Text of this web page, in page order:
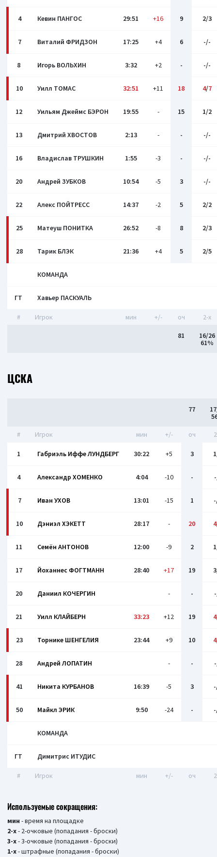
4 Кевин ПАНГОС 29:51 +16 9 2/3
7 Виталий ФРИДЗОН 17:25 +4 6 -/-
8 Игорь ВОЛЬХИН 3:32 +2 - -/-
10 Уилл ТОМАС 32:51 +11 18 4/7
12 Уильям Джеймс БЭРОН 19:55 - 15 1/2
13 Дмитрий ХВОСТОВ 2:13 - - -/-
16 Владислав ТРУШКИН 1:55 -3 - -/-
20 Андрей ЗУБКОВ 10:54 -5 3 -/-
22 Алекс ПОЙТРЕСС 14:37 -2 5 2/2
25 Матеуш ПОНИТКА 26:52 -8 8 2/3
28 Тарик БЛЭК 21:36 +4 5 2/5
КОМАНДА
ГТ Хавьер ПАСКУАЛЬ
# Игрок мин +/- оч 2-x
81
16/26
61%
ЦСКА
77
# Игрок мин +/- оч
1 Габриэль Иффе ЛУНДБЕРГ 30:22 +5 3
4 Александр ХОМЕНКО 4:04 -10 -
7 Иван УХОВ 13:01 -15 1
10 Дэниэл ХЭКЕТТ 28:17 - 20 4
11 Семён АНТОНОВ 12:00 -9 2
17 Йоханнес ФОГТМАНН 28:40 +17 19
20 Даниил КОЧЕРГИН - -
21 Уилл КЛАЙБЕРН 33:23 +12 19 4
23 Торнике ШЕНГЕЛИЯ 23:44 +9 10 4
28 Андрей ЛОПАТИН - -
41 Никита КУРБАНОВ 16:39 -5 3
50 Майкл ЭРИК 9:50 -24 -
КОМАНДА
ГТ Димитрис ИТУДИС
# Игрок мин +/- оч
Используемые сокращения:
мин - время на площадке
2-х- 2-очковые (попадания - броски)
3-х- 3-очковые (попадания - броски)
1-х- штрафные (попадания - броски)